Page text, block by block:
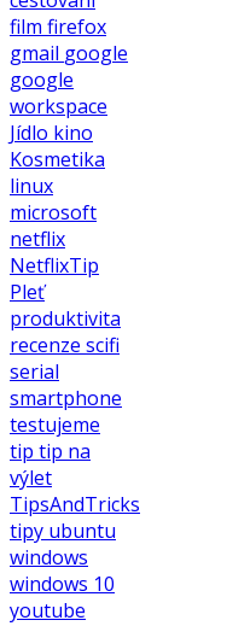
film firefox
gmail google
google
workspace
Jídlo kino
Kosmetika
linux
microsoft
netflix
NetflixTip
Pleť
produktivita
recenze scifi
serial
smartphone
testujeme
tip tip na
výlet
TipsAndTricks
tipy ubuntu
windows
windows 10
youtube